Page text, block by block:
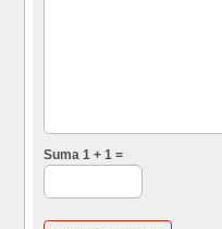
Suma 1 + 1 =